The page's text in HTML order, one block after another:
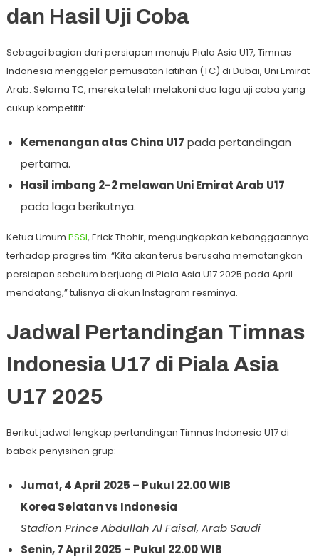
dan Hasil Uji Coba
Sebagai bagian dari persiapan menuju Piala Asia U17, Timnas
Indonesia menggelar pemusatan latihan (TC) di Dubai, Uni Emirat
Arab. Selama TC, mereka telah melakoni dua laga uji coba yang
cukup kompetitif:
Kemenangan atas China U17 pada pertandingan
pertama.
Hasil imbang 2-2 melawan Uni Emirat Arab U17
pada laga berikutnya.
Ketua Umum PSSI, Erick Thohir, mengungkapkan kebanggaannya
terhadap progres tim. “Kita akan terus berusaha mematangkan
persiapan sebelum berjuang di Piala Asia U17 2025 pada April
mendatang,” tulisnya di akun Instagram resminya.
Jadwal Pertandingan Timnas
Indonesia U17 di Piala Asia
U17 2025
Berikut jadwal lengkap pertandingan Timnas Indonesia U17 di
babak penyisihan grup:
Jumat, 4 April 2025 – Pukul 22.00 WIB
Korea Selatan vs Indonesia
Stadion Prince Abdullah Al Faisal, Arab Saudi
Senin, 7 April 2025 – Pukul 22.00 WIB